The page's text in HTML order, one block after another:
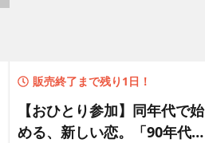
販売終了まで残り1日！
【おひとり参加】同年代で始
める、新しい恋。「90年代集